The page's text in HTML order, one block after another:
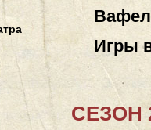
Игры
СЕЗОН